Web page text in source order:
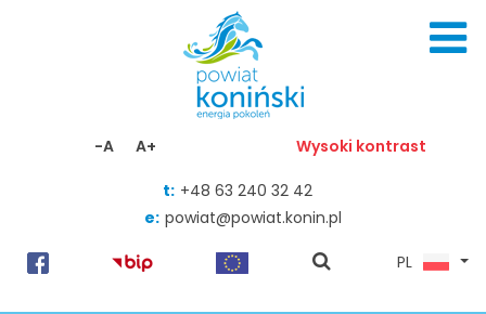
-A A+ Wysoki kontrast
t: +48 63 240 32 42
e: powiat@powiat.konin.pl
pokaż
PL